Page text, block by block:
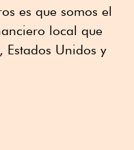
es que somos el
local que
Unidos y